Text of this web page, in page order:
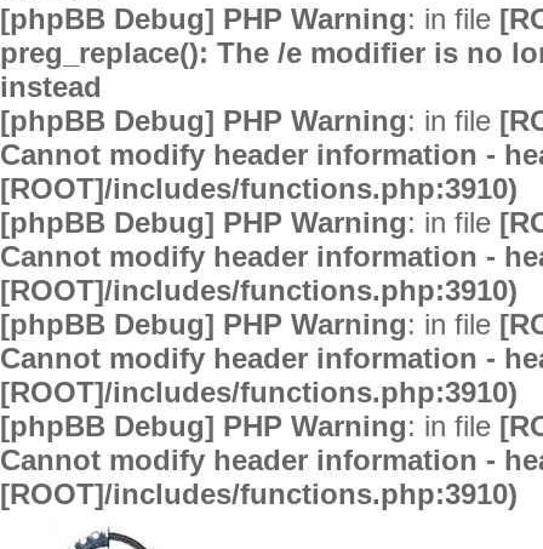
[phpBB Debug] PHP Warning: in file
preg_replace(): The /e modifier is no
instead
[phpBB Debug] PHP Warning: in file
Cannot modify header information -
[ROOT]/includes/functions.php:3910)
[phpBB Debug] PHP Warning: in file
Cannot modify header information -
[ROOT]/includes/functions.php:3910)
[phpBB Debug] PHP Warning: in file
Cannot modify header information -
[ROOT]/includes/functions.php:3910)
[phpBB Debug] PHP Warning: in file
Cannot modify header information -
[ROOT]/includes/functions.php:3910)